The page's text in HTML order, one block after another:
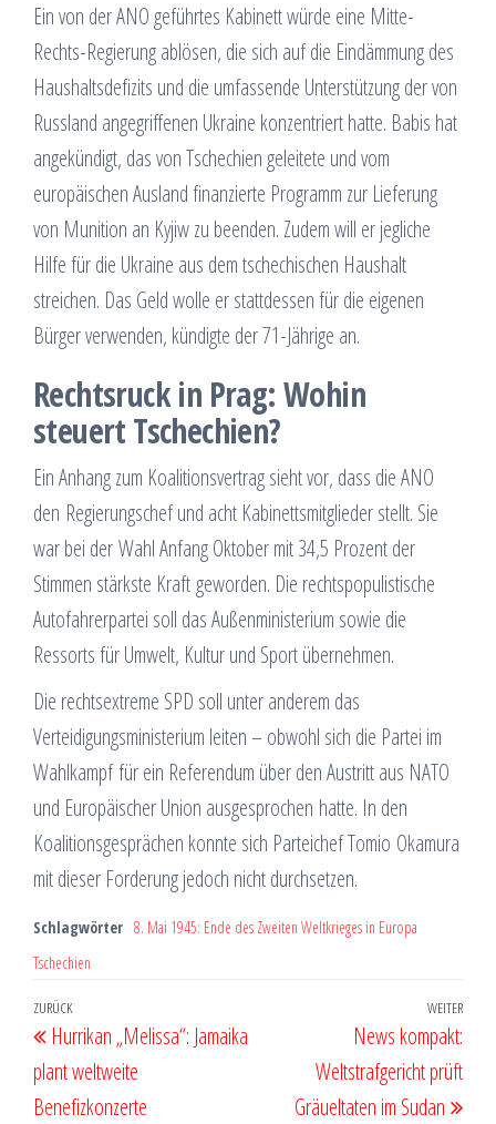
Ein von der ANO geführtes Kabinett würde eine Mitte-
Rechts-Regierung ablösen, die sich auf die Eindämmung des
Haushaltsdefizits und die umfassende Unterstützung der von
Russland angegriffenen Ukraine konzentriert hatte. Babis hat
angekündigt, das von Tschechien geleitete und vom
europäischen Ausland finanzierte Programm zur Lieferung
von Munition an Kyjiw zu beenden. Zudem will er jegliche
Hilfe für die Ukraine aus dem tschechischen Haushalt
streichen. Das Geld wolle er stattdessen für die eigenen
Bürger verwenden, kündigte der 71-Jährige an.
Rechtsruck in Prag: Wohin
steuert Tschechien?
Ein Anhang zum Koalitionsvertrag sieht vor, dass die ANO
den Regierungschef und acht Kabinettsmitglieder stellt. Sie
war bei der Wahl Anfang Oktober mit 34,5 Prozent der
Stimmen stärkste Kraft geworden. Die rechtspopulistische
Autofahrerpartei soll das Außenministerium sowie die
Ressorts für Umwelt, Kultur und Sport übernehmen.
Die rechtsextreme SPD soll unter anderem das
Verteidigungsministerium leiten – obwohl sich die Partei im
Wahlkampf für ein Referendum über den Austritt aus NATO
und Europäischer Union ausgesprochen hatte. In den
Koalitionsgesprächen konnte sich Parteichef Tomio Okamura
mit dieser Forderung jedoch nicht durchsetzen.
Schlagwörter 8. Mai 1945: Ende des Zweiten Weltkrieges in Europa
Tschechien
Beitragsnavigation
Vorheriger
Beitrag
ZURÜCK
Hurrikan „Melissa“: Jamaika
plant weltweite
Benefizkonzerte
WEITER
News kompakt:
Weltstrafgericht prüft
Gräueltaten im Sudan